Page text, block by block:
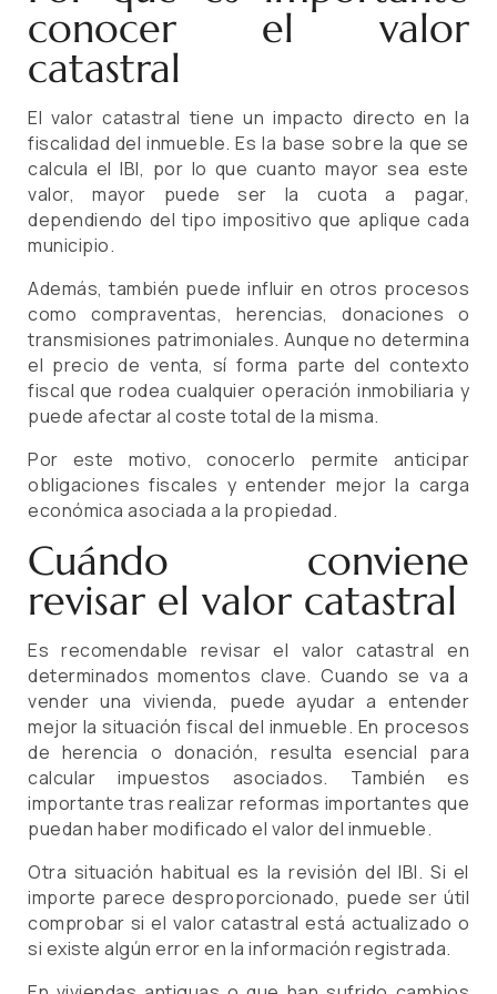
conocer el valor
catastral
El valor catastral tiene un impacto directo en la
fiscalidad del inmueble. Es la base sobre la que se
calcula el IBI, por lo que cuanto mayor sea este
valor, mayor puede ser la cuota a pagar,
dependiendo del tipo impositivo que aplique cada
municipio.
Además, también puede influir en otros procesos
como compraventas, herencias, donaciones o
transmisiones patrimoniales. Aunque no determina
el precio de venta, sí forma parte del contexto
fiscal que rodea cualquier operación inmobiliaria y
puede afectar al coste total de la misma.
Por este motivo, conocerlo permite anticipar
obligaciones fiscales y entender mejor la carga
económica asociada a la propiedad.
Cuándo conviene
revisar el valor catastral
Es recomendable revisar el valor catastral en
determinados momentos clave. Cuando se va a
vender una vivienda, puede ayudar a entender
mejor la situación fiscal del inmueble. En procesos
de herencia o donación, resulta esencial para
calcular impuestos asociados. También es
importante tras realizar reformas importantes que
puedan haber modificado el valor del inmueble.
Otra situación habitual es la revisión del IBI. Si el
importe parece desproporcionado, puede ser útil
comprobar si el valor catastral está actualizado o
si existe algún error en la información registrada.